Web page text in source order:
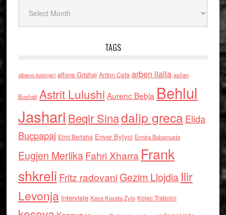
TAGS
albano kolonjari alfons Grishaj Anton Cefa arben llalla asllan
Bushati Astrit Lulushi Aurenc Bebja Behlul
Jashari Beqir Sinadalip grecaElida
Buçpapaj Elmi Berisha Enver Bytyci Ermira Babamusta
Eugjen MerlikaFahri Xharra Frank
shkreli Fritz radovaniGezim Llojdia Ilir
Levonja Interviste Keze Kozeta Zylo Kolec Traboini